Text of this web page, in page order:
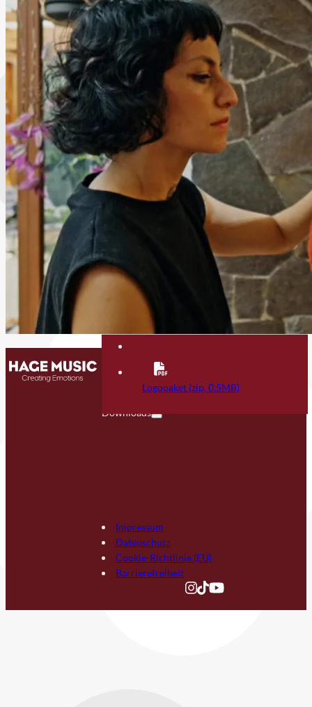
Downloads
Logopaket (zip, 0.5MB)
Impressum
Datenschutz
Cookie-Richtlinie (EU)
Barrierefreiheit